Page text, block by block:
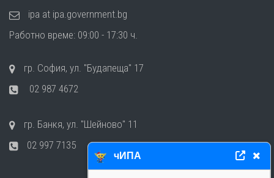
чИПА
ipa at ipa.government.bg
Работно време: 09:00 - 17:30 ч.
гр. София, ул. "Будапеща" 17
02 987 4672
гр. Банкя, ул. "Шейново" 11
02 997 7135